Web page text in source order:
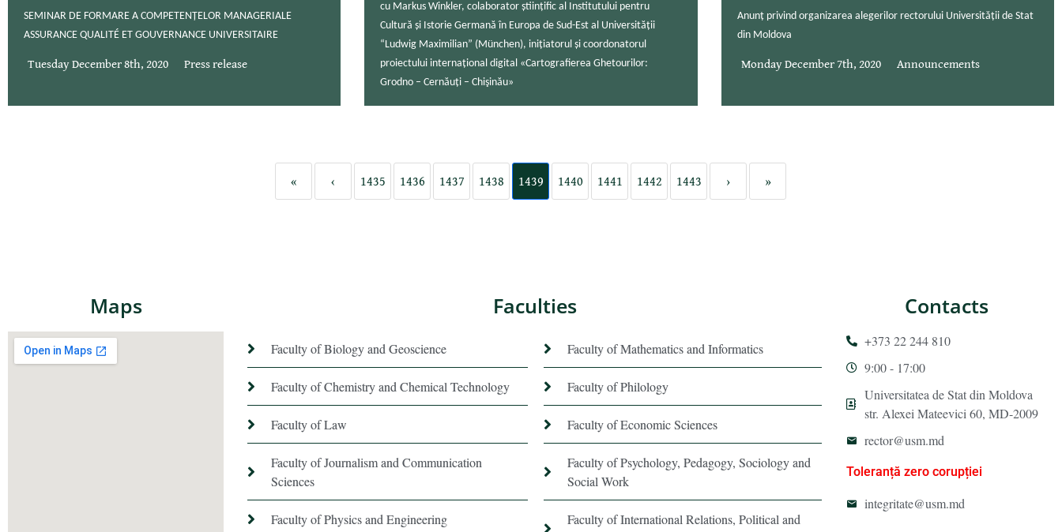
SEMINAR DE FORMARE A COMPETENȚELOR MANAGERIALE
ASSURANCE QUALITÉ ET GOUVERNANCE UNIVERSITAIRE
Tuesday December 8th, 2020 Press release
cu Markus Winkler, colaborator științific al Institutului pentru
Cultură și Istorie Germană în Europa de Sud-Est al Universității
“Ludwig Maximilian” (München), inițiatorul și coordonatorul
proiectului internațional digital «Cartografierea Ghetourilor:
Grodno – Cernăuți – Chişinău»
Monday December 7th, 2020 Press release
Anunț privind organizarea alegerilor rectorului Universității de Stat
din Moldova
Monday December 7th, 2020 Announcements
« ‹ 1435 1436 1437 1438 1439 1440 1441 1442 1443 › »
Maps Faculties
Faculty of Biology and Geoscience
Faculty of Chemistry and Chemical Technology
Faculty of Law
Faculty of Journalism and Communication
Sciences
Faculty of Physics and Engineering
Faculty of Mathematics and Informatics
Faculty of Philology
Faculty of Economic Sciences
Faculty of Psychology, Pedagogy, Sociology and
Social Work
Faculty of International Relations, Political and
Contacts
+373 22 244 810
9:00 - 17:00
Universitatea de Stat din Moldova
str. Alexei Mateevici 60, MD-2009
rector@usm.md
Toleranță zero corupției
integritate@usm.md